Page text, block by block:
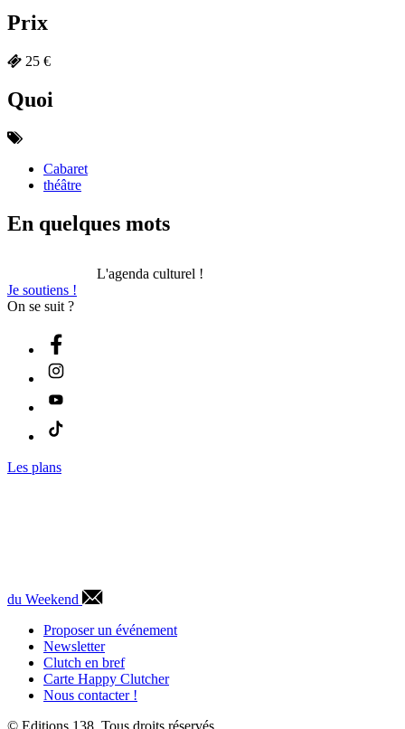
Prix
25 €
Quoi
Cabaret
théâtre
En quelques mots
L'agenda culturel !
Je soutiens !
On se suit ?
Les plans
du Weekend
Proposer un événement
Newsletter
Clutch en bref
Carte Happy Clutcher
Nous contacter !